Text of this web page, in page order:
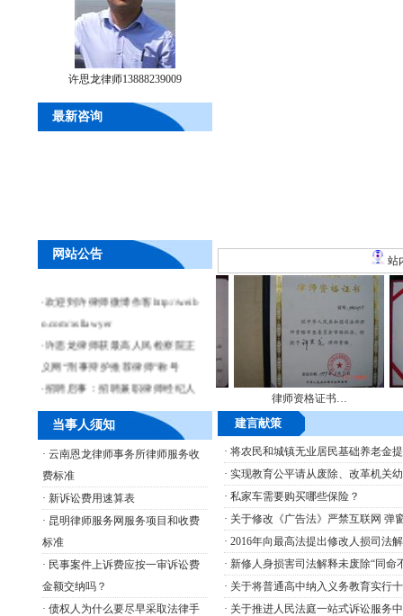
许思龙律师13888239009
最新咨询
网站公告
欢迎到许律师微博作客http://weib
o.com/xsllawyer
许思龙律师获最高人民检察院正
义网“刑事辩护推荐律师”称号
招聘启事：招聘兼职律师经纪人
许思龙律师被都市时报聘为该报
维权律师团常年法律顾问
·许思龙律师免费咨询热线：13888
239009
·若你有法律问题,可点击“咨询留
及时回复!
咨询等服务。
当事人须知
· 云南恩龙律师事务所律师服务收
费标准
· 新诉讼费用速算表
· 昆明律师服务网服务项目和收费
标准
· 民事案件上诉费应按一审诉讼费
金额交纳吗？
· 债权人为什么要尽早采取法律手
站
律师资格证书…
建言献策
· 将农民和城镇无业居民基础养老金
· 实现教育公平请从废除、改革机关
· 私家车需要购买哪些保险？
· 关于修改《广告法》严禁互联网 弹
· 2016年向最高法提出修改人损司法
· 新修人身损害司法解释未废除“同命
· 关于将普通高中纳入义务教育实行
· 关于推进人民法庭一站式诉讼服务